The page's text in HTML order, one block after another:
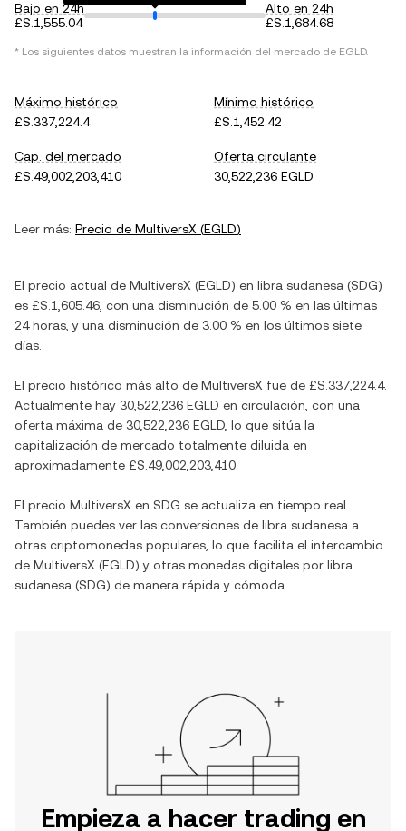
Bajo en 24h
£S.1,555.04
Alto en 24h
£S.1,684.68
* Los siguientes datos muestran la información del mercado de EGLD.
Máximo histórico
£S.337,224.4
Mínimo histórico
£S.1,452.42
Cap. del mercado
£S.49,002,203,410
Oferta circulante
30,522,236 EGLD
Leer más: Precio de MultiversX (EGLD)
El precio actual de MultiversX (EGLD) en libra sudanesa (SDG)
es £S.1,605.46 , con una disminución de 5.00 % en las últimas
24 horas, y una disminución de 3.00 % en los últimos siete
días.
El precio histórico más alto de MultiversX fue de £S.337,224.4.
Actualmente hay 30,522,236 EGLD en circulación, con una
oferta máxima de 30,522,236 EGLD , lo que sitúa la
capitalización de mercado totalmente diluida en
aproximadamente £S.49,002,203,410
El precio MultiversX en SDG se actualiza en tiempo real.
También puedes ver las conversiones de libra sudanesa a
otras criptomonedas populares, lo que facilita el intercambio
de MultiversX (EGLD) y otras monedas digitales por libra
sudanesa (SDG) de manera rápida y cómoda.
Empieza a hacer trading en